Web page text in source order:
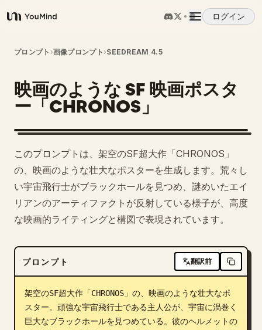
YouMind
ログイン
概要
ユースケース
スキル
プロンプト
料金
ブログ
更新情報
プロンプト ›画像プロンプト ›SEEDREAM 4.5
映画のような SF 映画ポスタ
ー「CHRONOS」
このプロンプトは、架空のSF超大作「CHRONOS」
の、映画のような壮大なポスターを生成します。荒々し
い宇宙飛行士がブラックホールを見つめ、謎めいたエイ
リアンのアーティファクトが反射している様子が、高度
な映画的ライティングと構図で表現されています。
プロンプト 翻訳前
架空のSF超大作「CHRONOS」の、映画のような壮大なポ
スター。頑強な宇宙飛行士である主人公が、宇宙に渦巻く
巨大なブラックホールを見つめている。彼のヘルメットの